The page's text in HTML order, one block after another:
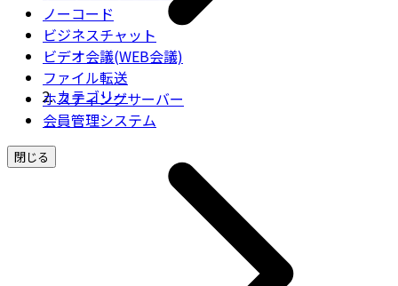
ノーコード
ビジネスチャット
ビデオ会議(WEB会議)
ファイル転送
ホスティングサーバー
会員管理システム
閉じる
カテゴリー